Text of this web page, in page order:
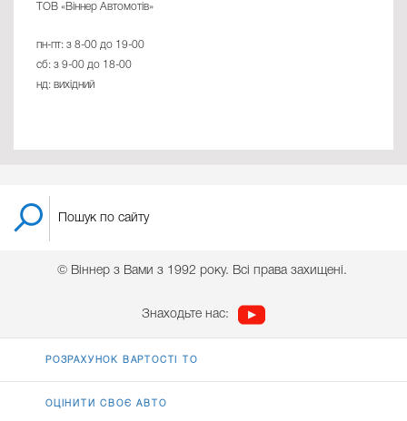
ТОВ «Віннер Автомотів»
пн-пт: з 8-00 до 19-00
сб: з 9-00 до 18-00
нд: вихідний
© Віннер з Вами з 1992 року. Всі права захищені.
Знаходьте нас:
РОЗРАХУНОК ВАРТОСТІ ТО
ОЦІНИТИ СВОЄ АВТО